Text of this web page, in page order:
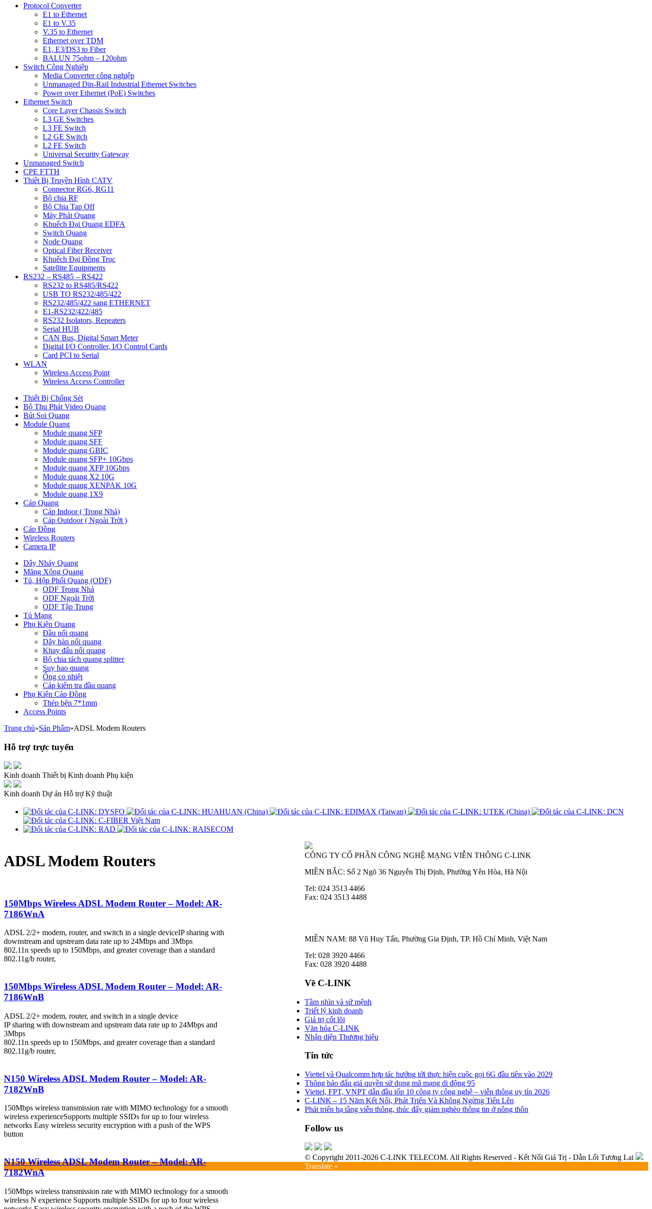
Protocol Converter
E1 to Ethernet
E1 to V.35
V.35 to Ethernet
Ethernet over TDM
E1, E3/DS3 to Fiber
BALUN 75ohm – 120ohm
Switch Công Nghiệp
Media Converter công nghiệp
Unmanaged Din-Rail Industrial Ethernet Switches
Power over Ethernet (PoE) Switches
Ethernet Switch
Core Layer Chassis Switch
L3 GE Switches
L3 FE Switch
L2 GE Switch
L2 FE Switch
Universal Security Gateway
Unmanaged Switch
CPE FTTH
Thiết Bị Truyền Hình CATV
Connector RG6, RG11
Bộ chia RF
Bộ Chia Tap Off
Máy Phát Quang
Khuếch Đại Quang EDFA
Switch Quang
Node Quang
Optical Fiber Receiver
Khuếch Đại Đồng Trục
Satellite Equipments
RS232 – RS485 – RS422
RS232 to RS485/RS422
USB TO RS232/485/422
RS232/485/422 sang ETHERNET
E1-RS232/422/485
RS232 Isolators, Repeaters
Serial HUB
CAN Bus, Digital Smart Meter
Digital I/O Controller, I/O Control Cards
Card PCI to Serial
WLAN
Wireless Access Point
Wireless Access Controller
Thiết Bị Chống Sét
Bộ Thu Phát Video Quang
Bút Soi Quang
Module Quang
Module quang SFP
Module quang SFF
Module quang GBIC
Module quang SFP+ 10Gbps
Module quang XFP 10Gbps
Module quang X2 10G
Module quang XENPAK 10G
Module quang 1X9
Cáp Quang
Cáp Indoor ( Trong Nhà)
Cáp Outdoor ( Ngoài Trời )
Cáp Đồng
Wireless Routers
Camera IP
Dây Nhảy Quang
Măng Xông Quang
Tủ, Hộp Phối Quang (ODF)
ODF Trong Nhà
ODF Ngoài Trời
ODF Tập Trung
Tủ Mạng
Phụ Kiện Quang
Đầu nối quang
Dây hàn nối quang
Khay đấu nối quang
Bộ chia tách quang splitter
Suy hao quang
Ống co nhiệt
Cáp kiểm tra đầu quang
Phụ Kiện Cáp Đồng
Thép bện 7*1mm
Access Points
Trang chủ»Sản Phẩm»ADSL Modem Routers
Hỗ trợ trực tuyến
Kinh doanh Thiết bị Kinh doanh Phụ kiện
Kinh doanh Dự án Hỗ trợ Kỹ thuật
ADSL Modem Routers
150Mbps Wireless ADSL Modem Router – Model: AR-
7186WnA
ADSL 2/2+ modem, router, and switch in a single deviceIP sharing with
downstream and upstream data rate up to 24Mbps and 3Mbps
802.11n speeds up to 150Mbps, and greater coverage than a standard
802.11g/b router,
150Mbps Wireless ADSL Modem Router – Model: AR-
7186WnB
ADSL 2/2+ modem, router, and switch in a single device
IP sharing with downstream and upstream data rate up to 24Mbps and
3Mbps
802.11n speeds up to 150Mbps, and greater coverage than a standard
802.11g/b router,
N150 Wireless ADSL Modem Router – Model: AR-
7182WnB
150Mbps wireless transmission rate with MIMO technology for a smooth
wireless experienceSupports multiple SSIDs for up to four wireless
networks Easy wireless security encryption with a push of the WPS
button
N150 Wireless ADSL Modem Router – Model: AR-
7182WnA
150Mbps wireless transmission rate with MIMO technology for a smooth
wireless N experience Supports multiple SSIDs for up to four wireless
CÔNG TY CỔ PHẦN CÔNG NGHỆ MẠNG VIỄN THÔNG C-LINK
MIỀN BẮC: Số 2 Ngõ 36 Nguyễn Thị Định, Phường Yên Hòa, Hà Nội
Tel: 024 3513 4466
Fax: 024 3513 4488
MIỀN NAM: 88 Vũ Huy Tấn, Phường Gia Định, TP. Hồ Chí Minh, Việt Nam
Tel: 028 3920 4466
Fax: 028 3920 4488
Về C-LINK
Tầm nhìn và sứ mệnh
Triết lý kinh doanh
Giá trị cốt lõi
Văn hóa C-LINK
Nhận diện Thương hiệu
Tin tức
Viettel và Qualcomm hợp tác hướng tới thực hiện cuộc gọi 6G đầu tiên vào 2029
Thông báo đấu giá quyền sử dụng mã mạng di động 95
Viettel, FPT, VNPT dẫn đầu tốp 10 công ty công nghệ – viễn thông uy tín 2026
C-LINK – 15 Năm Kết Nối, Phát Triển Và Không Ngừng Tiến Lên
Phát triển hạ tầng viễn thông, thúc đẩy giảm nghèo thông tin ở nông thôn
Follow us
© Copyright 2011-2026 C-LINK TELECOM. All Rights Reserved - Kết Nối Giá Trị - Dẫn Lối Tương Lai
Translate »